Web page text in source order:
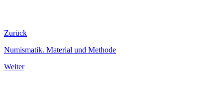
Zurück
Numismatik. Material und Methode
Weiter